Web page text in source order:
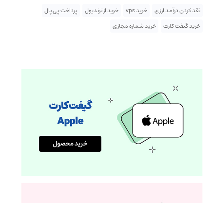
نقد کردن درآمد ارزی خرید vps خرید از ترندیول
پرداخت پی پال
خرید گیفت کارت
خرید شماره مجازی